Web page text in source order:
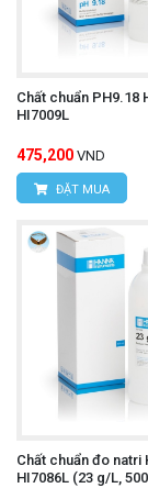
Chất chuẩn PH9.18
HI7009L
475,200 VND
ĐẶT MUA
Chất chuẩn đo natri
HI7086L (23 g/L,